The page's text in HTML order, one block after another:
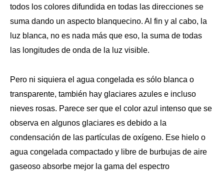
todos los colores difundida en todas las direcciones se
suma dando un aspecto blanquecino. Al fin y al cabo, la
luz blanca, no es nada más que eso, la suma de todas
las longitudes de onda de la luz visible.
Pero ni siquiera el agua congelada es sólo blanca o
transparente, también hay glaciares azules e incluso
nieves rosas. Parece ser que el color azul intenso que se
observa en algunos glaciares es debido a la
condensación de las partículas de oxígeno. Ese hielo o
agua congelada compactado y libre de burbujas de aire
gaseoso absorbe mejor la gama del espectro